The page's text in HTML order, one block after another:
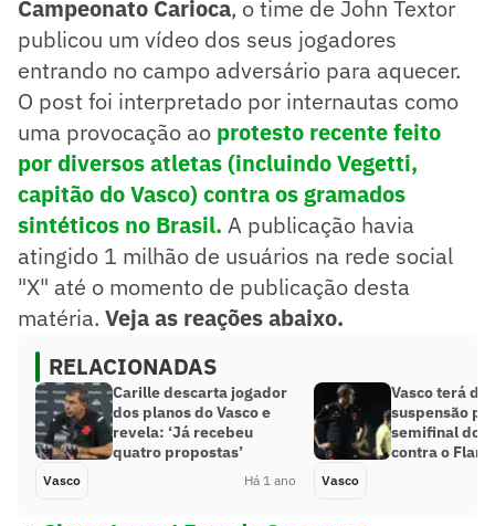
Campeonato Carioca, o time de John Textor
publicou um vídeo dos seus jogadores
entrando no campo adversário para aquecer.
O post foi interpretado por internautas como
uma provocação ao protesto recente feito
por diversos atletas (incluindo Vegetti,
capitão do Vasco) contra os gramados
sintéticos no Brasil. A publicação havia
atingido 1 milhão de usuários na rede social
"X" até o momento de publicação desta
matéria. Veja as reações abaixo.
RELACIONADAS
Carille descarta jogador
dos planos do Vasco e
revela: ‘Já recebeu
quatro propostas’
Vasco Há 1 ano
Vasco terá
suspensão
semifinal do
contra o
Vasco